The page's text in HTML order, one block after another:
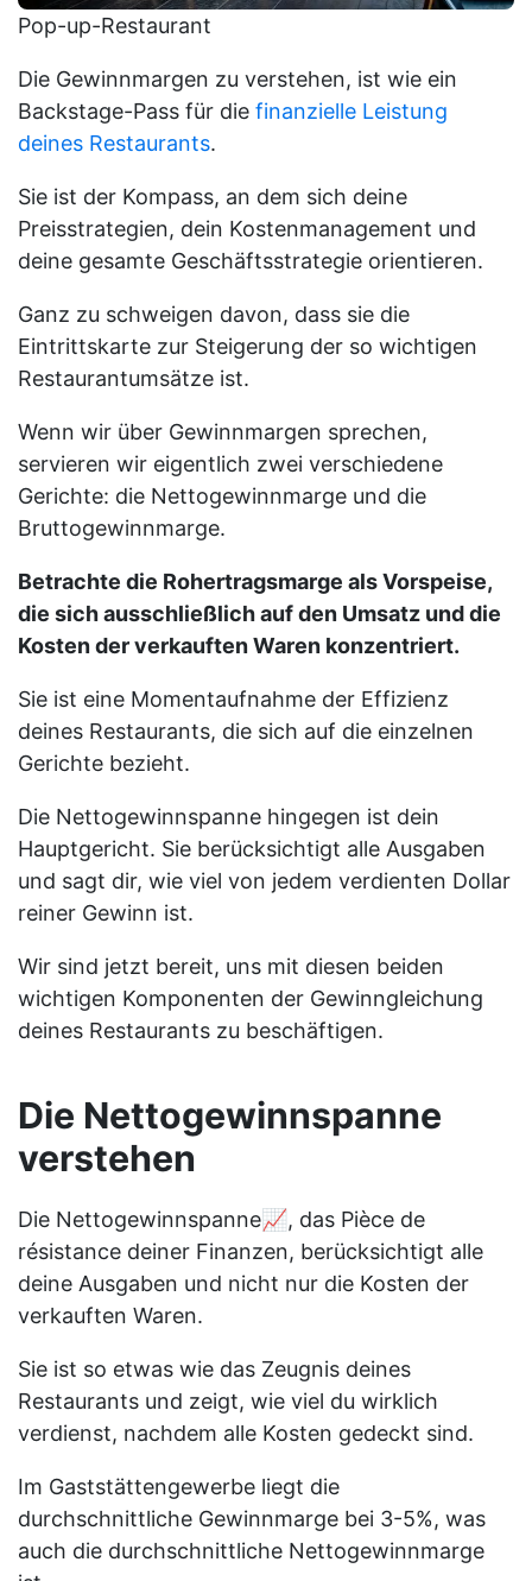
Pop-up-Restaurant
Die Gewinnmargen zu verstehen, ist wie ein
Backstage-Pass für die finanzielle Leistung
deines Restaurants.
Sie ist der Kompass, an dem sich deine
Preisstrategien, dein Kostenmanagement und
deine gesamte Geschäftsstrategie orientieren.
Ganz zu schweigen davon, dass sie die
Eintrittskarte zur Steigerung der so wichtigen
Restaurantumsätze ist.
Wenn wir über Gewinnmargen sprechen,
servieren wir eigentlich zwei verschiedene
Gerichte: die Nettogewinnmarge und die
Bruttogewinnmarge.
Betrachte die Rohertragsmarge als Vorspeise,
die sich ausschließlich auf den Umsatz und die
Kosten der verkauften Waren konzentriert.
Sie ist eine Momentaufnahme der Effizienz
deines Restaurants, die sich auf die einzelnen
Gerichte bezieht.
Die Nettogewinnspanne hingegen ist dein
Hauptgericht. Sie berücksichtigt alle Ausgaben
und sagt dir, wie viel von jedem verdienten Dollar
reiner Gewinn ist.
Wir sind jetzt bereit, uns mit diesen beiden
wichtigen Komponenten der Gewinngleichung
deines Restaurants zu beschäftigen.
Die Nettogewinnspanne
verstehen
Die Nettogewinnspanne📈, das Pièce de
résistance deiner Finanzen, berücksichtigt alle
deine Ausgaben und nicht nur die Kosten der
verkauften Waren.
Sie ist so etwas wie das Zeugnis deines
Restaurants und zeigt, wie viel du wirklich
verdienst, nachdem alle Kosten gedeckt sind.
Im Gaststättengewerbe liegt die
durchschnittliche Gewinnmarge bei 3-5%, was
auch die durchschnittliche Nettogewinnmarge